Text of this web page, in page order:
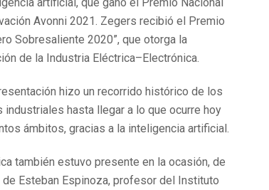
artificial, que ganó el Premio Nacional
Avonni 2021. Zegers recibió el Premio
Sobresaliente 2020”, que otorga la
de la Industria Eléctrica–Electrónica.
hizo un recorrido histórico de los
industriales hasta llegar a lo que ocurre hoy
ámbitos, gracias a la inteligencia artificial.
también estuvo presente en la ocasión, de
de Esteban Espinoza, profesor del Instituto